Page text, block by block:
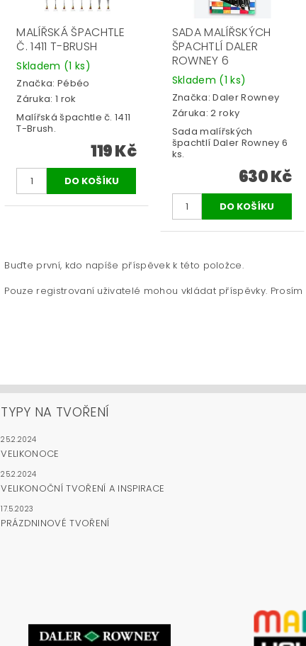
MALÍŘSKÁ ŠPACHTLE
Č. 1411 T-BRUSH
Skladem (1 ks)
Značka: Pébéo
Záruka: 1 rok
Malířská špachtle č. 1411
T-Brush.
119 Kč
SADA MALÍŘSKÝCH
ŠPACHTLÍ DALER
ROWNEY 6
Skladem (1 ks)
Značka:Daler Rowney
Záruka: 2 roky
Sada malířských
špachtlí Daler Rowney 6
ks.
630 Kč
Buďte první, kdo napíše příspěvek k této položce.
Pouze registrovaní uživatelé mohou vkládat příspěvky. Prosím
TYPY NA TVOŘENÍ
25.2.2024
VELIKONOCE
25.2.2024
VELIKONOČNÍ TVOŘENÍ A INSPIRACE
17.5.2023
PRÁZDNINOVÉ TVOŘENÍ